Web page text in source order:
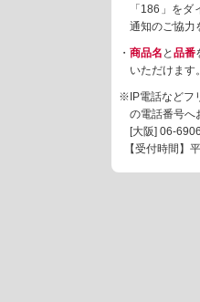
「186」を
通知のご協力
・ 商品名 と 品番
いただけます。
※IP電話などフ
の電話番号へ
[大阪] 06-
【受付時間】